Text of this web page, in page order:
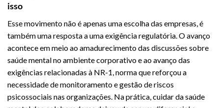
isso
Esse movimento não é apenas uma escolha das empresas, é
também uma resposta a uma exigência regulatória. O avanço
acontece em meio ao amadurecimento das discussões sobre
saúde mental no ambiente corporativo e ao avanço das
exigências relacionadas à NR-1, norma que reforçou a
necessidade de monitoramento e gestão de riscos
psicossociais nas organizações. Na prática, cuidar da saúde